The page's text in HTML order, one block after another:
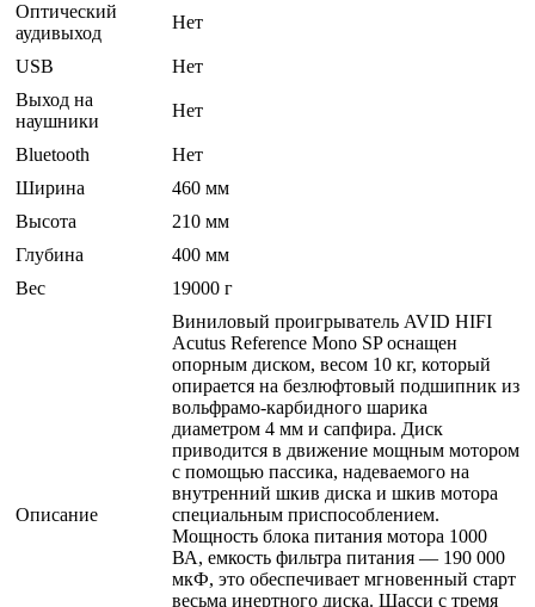
Оптический
аудивыход
Нет
USB
Нет
Выход на
наушники
Нет
Bluetooth
Нет
Ширина
460 мм
Высота
210 мм
Глубина
400 мм
Вес
19000 г
Описание
Виниловый проигрыватель AVID HIFI
Acutus Reference Mono SP оснащен
опорным диском, весом 10 кг, который
опирается на безлюфтовый подшипник из
вольфрамо-карбидного шарика
диаметром 4 мм и сапфира. Диск
приводится в движение мощным мотором
с помощью пассика, надеваемого на
внутренний шкив диска и шкив мотора
специальным приспособлением.
Мощность блока питания мотора 1000
ВА, емкость фильтра питания — 190 000
мкФ, это обеспечивает мгновенный старт
весьма инертного диска. Шасси с тремя